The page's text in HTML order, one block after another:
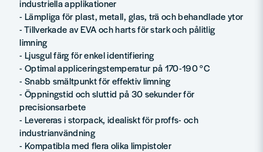
industriella applikationer
- Lämpliga för plast, metall, glas, trä och behandlade ytor
- Tillverkade av EVA och harts för stark och pålitlig
limning
- Ljusgul färg för enkel identifiering
- Optimal appliceringstemperatur på 170-190 °C
- Snabb smältpunkt för effektiv limning
- Öppningstid och sluttid på 30 sekunder för
precisionsarbete
- Levereras i storpack, idealiskt för proffs- och
industrianvändning
- Kompatibla med flera olika limpistoler